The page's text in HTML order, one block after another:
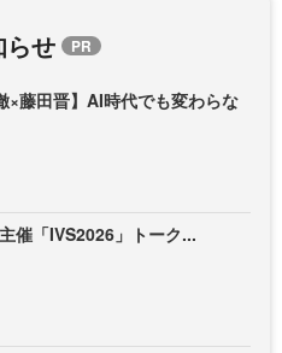
らせ
×藤田晋】AI時代でも変わらな
催「IVS2026」トーク...